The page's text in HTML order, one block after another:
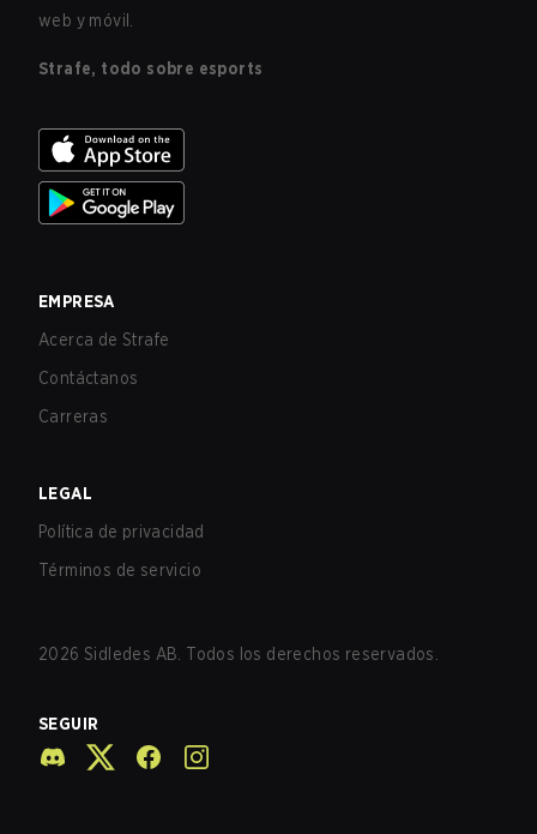
web y móvil.
Strafe, todo sobre esports
EMPRESA
Acerca de Strafe
Contáctanos
Carreras
LEGAL
Política de privacidad
Términos de servicio
2026 Sidledes AB. Todos los derechos reservados.
SEGUIR